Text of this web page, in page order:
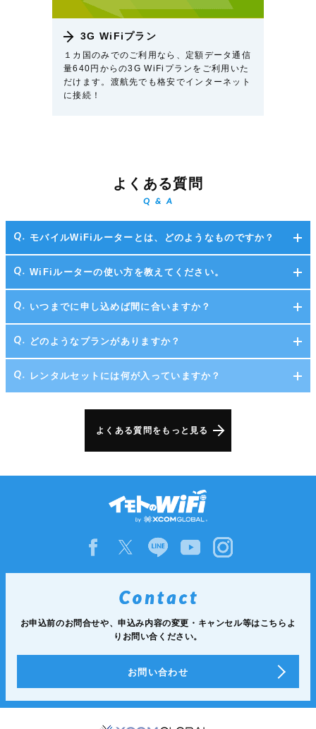
3G WiFiプラン
１カ国のみでのご利用なら、定額データ通信
量640円からの3G WiFiプランをご利用いた
だけます。渡航先でも格安でインターネット
に接続！
よくある質問
Q & A
モバイルWiFiルーターとは、どのようなものですか？
WiFiルーターの使い方を教えてください。
いつまでに申し込めば間に合いますか？
どのようなプランがありますか？
レンタルセットには何が入っていますか？
よくある質問をもっと見る
お申込前のお問合せや、申込み内容の変更・キャンセル等はこちらよ
りお問い合ください。
お問い合わせ